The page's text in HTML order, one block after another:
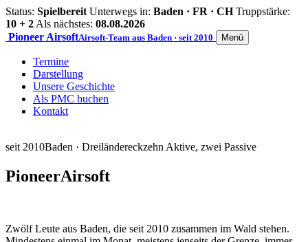
Status: Spielbereit Unterwegs in: Baden · FR · CH Truppstärke:
10 + 2 Als nächstes: 08.08.2026
Pioneer AirsoftAirsoft-Team aus Baden · seit 2010 Menü
Termine
Darstellung
Unsere Geschichte
Als PMC buchen
Kontakt
seit 2010Baden · Dreiländereckzehn Aktive, zwei Passive
PioneerAirsoft
Zwölf Leute aus Baden, die seit 2010 zusammen im Wald stehen.